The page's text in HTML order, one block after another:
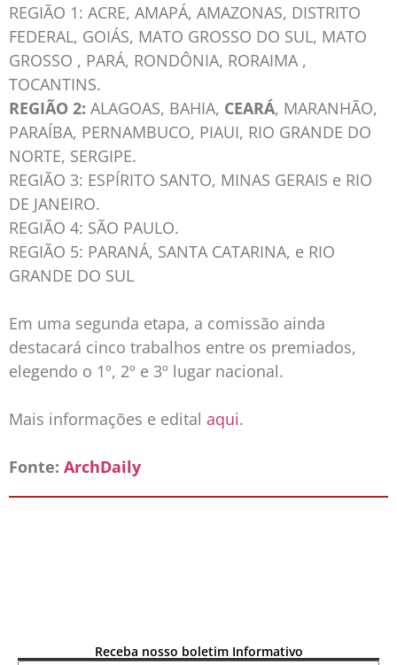
REGIÃO 1: ACRE, AMAPÁ, AMAZONAS, DISTRITO
FEDERAL, GOIÁS, MATO GROSSO DO SUL, MATO
GROSSO , PARÁ, RONDÔNIA, RORAIMA ,
TOCANTINS.
REGIÃO 2: ALAGOAS, BAHIA, CEARÁ, MARANHÃO,
PARAÍBA, PERNAMBUCO, PIAUI, RIO GRANDE DO
NORTE, SERGIPE.
REGIÃO 3: ESPÍRITO SANTO, MINAS GERAIS e RIO
DE JANEIRO.
REGIÃO 4: SÃO PAULO.
REGIÃO 5: PARANÁ, SANTA CATARINA, e RIO
GRANDE DO SUL
Em uma segunda etapa, a comissão ainda
destacará cinco trabalhos entre os premiados,
elegendo o 1º, 2º e 3º lugar nacional.
Mais informações e edital aqui.
Fonte: ArchDaily
Receba nosso boletim Informativo